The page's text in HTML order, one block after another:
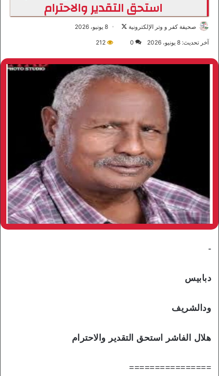
استحق التقدير والاحترام
صحيفة كفر و وتر الإلكترونية
ع
ل
8 يونيو، 2026
آخر تحديث: 8 يونيو، 2026 0
212
-
دبابيس
ودالشريف
هلال الفاشر استحق التقدير والاحترام
================